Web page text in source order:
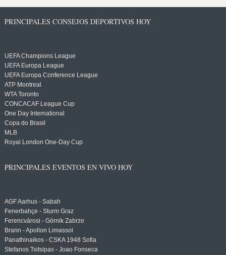
PRINCIPALES CONSEJOS DEPORTIVOS HOY
UEFA Champions League
UEFA Europa League
UEFA Europa Conference League
ATP Montreal
WTA Toronto
CONCACAF League Cup
One Day International
Copa do Brasil
MLB
Royal London One-Day Cup
PRINCIPALES EVENTOS EN VIVO HOY
AGF Aarhus - Sabah
Fenerbahçe - Sturm Graz
Ferencvárosi - Górnik Zabrze
Brann - Apollon Limassol
Panathinaikos - CSKA 1948 Sofia
Stefanos Tsitsipas - Joao Fonseca